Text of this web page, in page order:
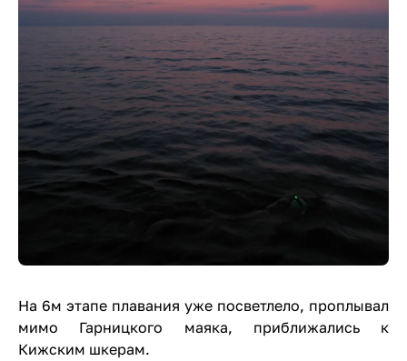
На 6м этапе плавания уже посветлело, проплывал
мимо Гарницкого маяка, приближались к
Кижским шкерам.